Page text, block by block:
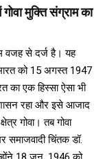
मुक्ति संग्राम का
वजह से दर्ज है। यह
को 15 अगस्त 1947
का एक हिस्सा ऐसा भी
रहा और इसे आजाद
गोवा। तब गोवा
समाजवादी चिंतक डॉ.